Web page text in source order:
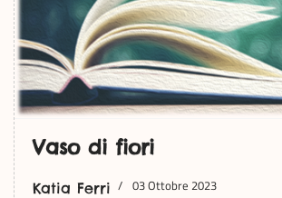
Vaso di fiori
Katia Ferri 03 Ottobre 2023